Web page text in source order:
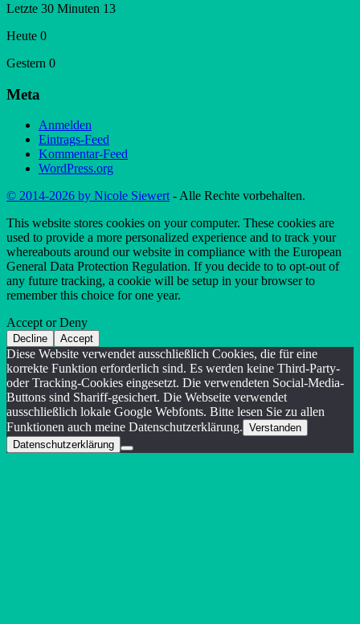
Letzte 30 Minuten 13
Heute 0
Gestern 0
Meta
Anmelden
Eintrags-Feed
Kommentar-Feed
WordPress.org
© 2014-2026 by Nicole Siewert - Alle Rechte vorbehalten.
This website stores cookies on your computer. These cookies are
used to provide a more personalized experience and to track your
whereabouts around our website in compliance with the European
General Data Protection Regulation. If you decide to to opt-out of
any future tracking, a cookie will be setup in your browser to
remember this choice for one year.
Accept or Deny
Decline Accept
Diese Website verwendet ausschließlich Cookies, die für eine
korrekte Funktion erforderlich sind. Es werden keine Third-Party-
oder Tracking-Cookies eingesetzt. Die verwendeten Social-Media-
Buttons sind Shariff-gesichert. Die Webseite verwendet
ausschließlich lokale Google Webfonts. Bitte lesen Sie zu allen
Funktionen auch meine Datenschutzerklärung. Verstanden
Datenschutzerklärung